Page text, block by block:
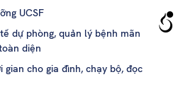
UCSF
dự phòng, quản lý bệnh mãn
diện
gian cho gia đình, chạy bộ, đọc